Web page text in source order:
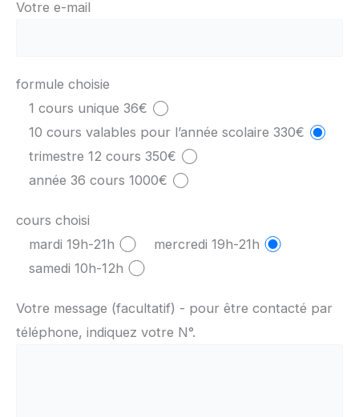
Votre e-mail
formule choisie
1 cours unique 36€
10 cours valables pour l’année scolaire 330€
trimestre 12 cours 350€
année 36 cours 1000€
cours choisi
mardi 19h-21h
mercredi 19h-21h
samedi 10h-12h
Votre message (facultatif) - pour être contacté par
téléphone, indiquez votre N°.